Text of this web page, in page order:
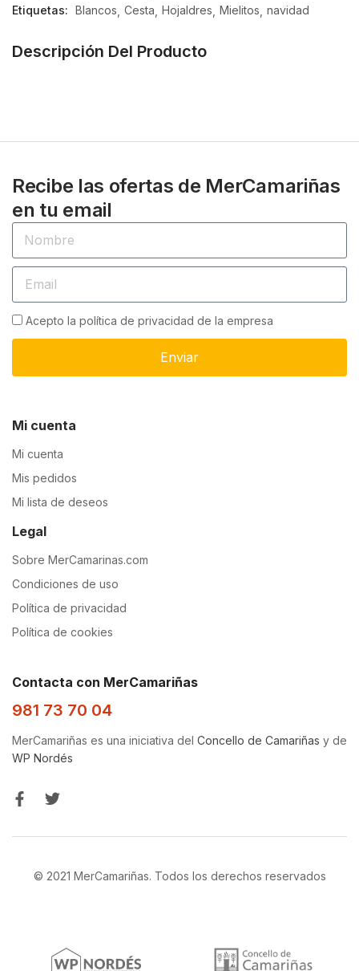
Etiquetas: Blancos Cesta Hojaldres Mielitos navidad
Descripción Del Producto
Recibe las ofertas de MerCamariñas
en tu email
Acepto la política de privacidad de la empresa
Enviar
Mi cuenta
Mi cuenta
Mis pedidos
Mi lista de deseos
Legal
Sobre MerCamarinas.com
Condiciones de uso
Política de privacidad
Política de cookies
Contacta con MerCamariñas
981 73 70 04
MerCamariñas es una iniciativa del Concello de Camariñas y de
WP Nordés
© 2021 MerCamariñas. Todos los derechos reservados